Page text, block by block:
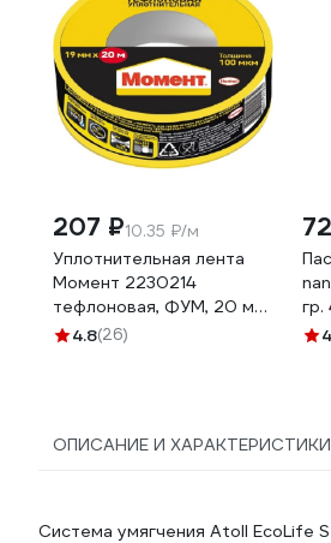
207 ₽10.35 ₽/м
Уплотнительная лента
Момент 2230214
тефлоновая, ФУМ, 20 м
3049500
4.8(26)
ОПИСАНИЕ И ХАРАКТЕРИСТИКИ
Cистема умягчения Atoll EcoLife